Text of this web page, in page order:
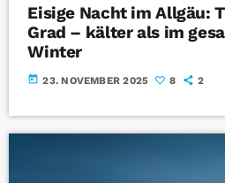
Eisige Nacht im Allgäu:
Grad – kälter als im
Winter
today 23. NOVEMBER 2025 8 2